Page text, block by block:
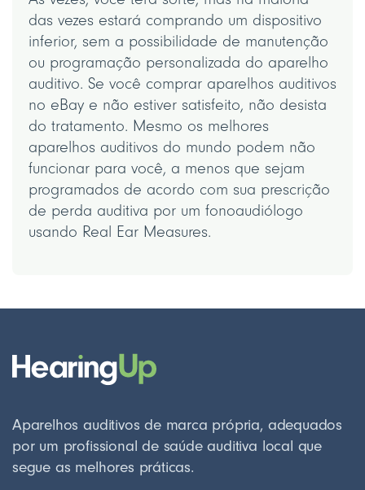
das vezes estará comprando um dispositivo
inferior, sem a possibilidade de manutenção
ou programação personalizada do aparelho
auditivo. Se você comprar aparelhos auditivos
no eBay e não estiver satisfeito, não desista
do tratamento. Mesmo os melhores
aparelhos auditivos do mundo podem não
funcionar para você, a menos que sejam
programados de acordo com sua prescrição
de perda auditiva por um fonoaudiólogo
usando Real Ear Measures.
Aparelhos auditivos de marca própria, adequados
por um profissional de saúde auditiva local que
segue as melhores práticas.